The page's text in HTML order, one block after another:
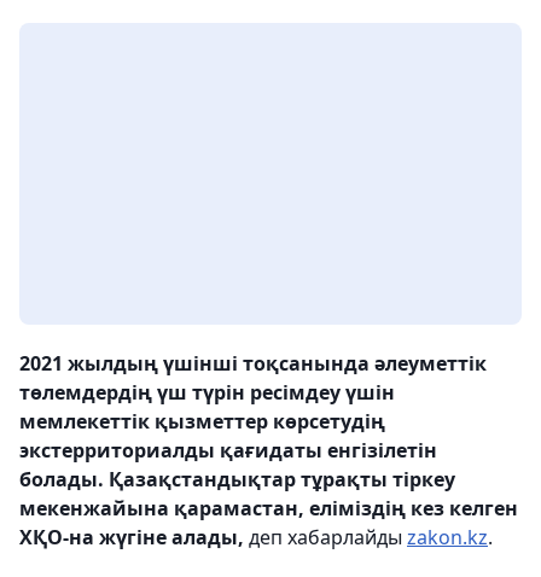
2021 жылдың үшінші тоқсанында әлеуметтік
төлемдердің үш түрін ресімдеу үшін
мемлекеттік қызметтер көрсетудің
экстерриториалды қағидаты енгізілетін
болады. Қазақстандықтар тұрақты тіркеу
мекенжайына қарамастан, еліміздің кез келген
ХҚО-на жүгіне алады, деп хабарлайды zakon.kz.